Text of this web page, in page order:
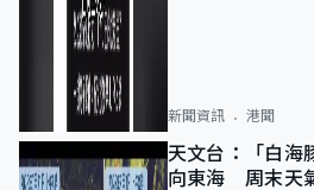
新聞資訊 港聞
天文台：「白海
向東海 周末天